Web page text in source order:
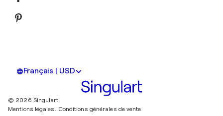
Français | USD
© 2026 Singulart
Mentions légales. Conditions générales de vente